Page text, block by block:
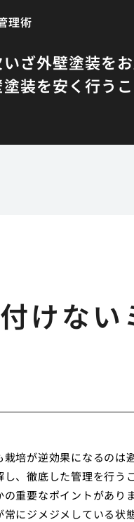
理術
いざ外壁塗装を
装を安く行う
けな
培が逆効果になるの
、徹底した管理を行
重要なポイントがあ
にジメジメしている